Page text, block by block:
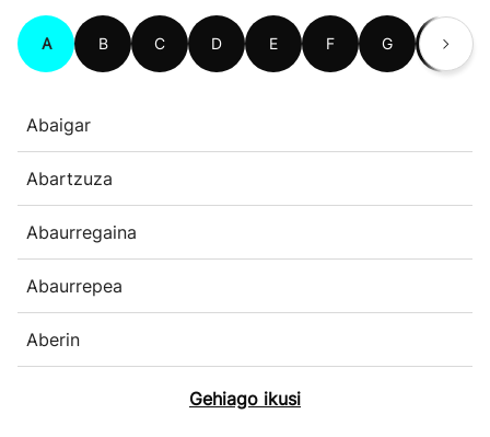
A B C D E F G H
Abaigar
Abartzuza
Abaurregaina
Abaurrepea
Aberin
Gehiago ikusi